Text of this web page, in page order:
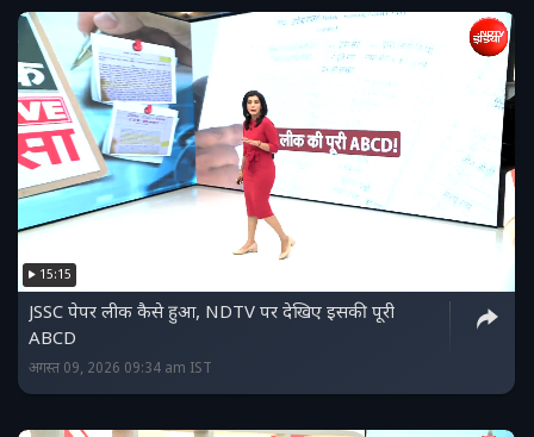
15:15
JSSC पेपर लीक कैसे हुआ, NDTV पर देखिए इसकी पूरी
ABCD
अगस्त 09, 2026 09:34 am IST